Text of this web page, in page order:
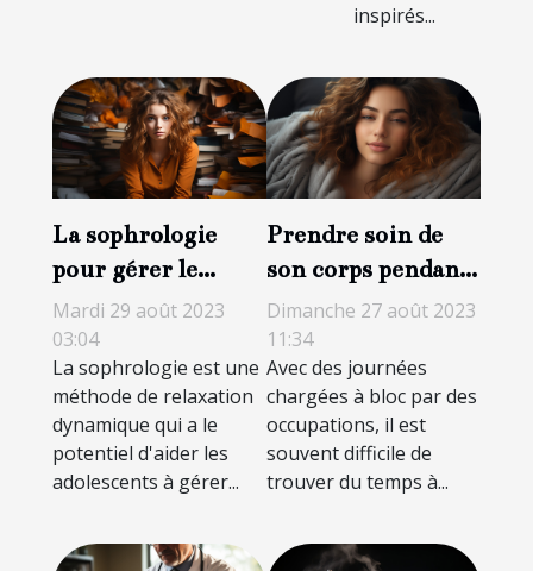
inspirés...
La sophrologie
pour gérer le
stress chez les
adolescents
Mardi 29 août 2023
03:04
La sophrologie est une
méthode de relaxation
dynamique qui a le
potentiel d'aider les
adolescents à gérer...
Prendre soin de
son corps pendant
la nuit : des
astuces pour avoir
un regard plein de
peps
Dimanche 27 août 2023
11:34
Avec des journées
chargées à bloc par des
occupations, il est
souvent difficile de
trouver du temps à...